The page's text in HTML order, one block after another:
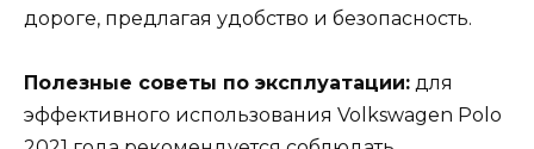
дороге, предлагая удобство и безопасность.
Полезные советы по эксплуатации: для
эффективного использования Volkswagen Polo